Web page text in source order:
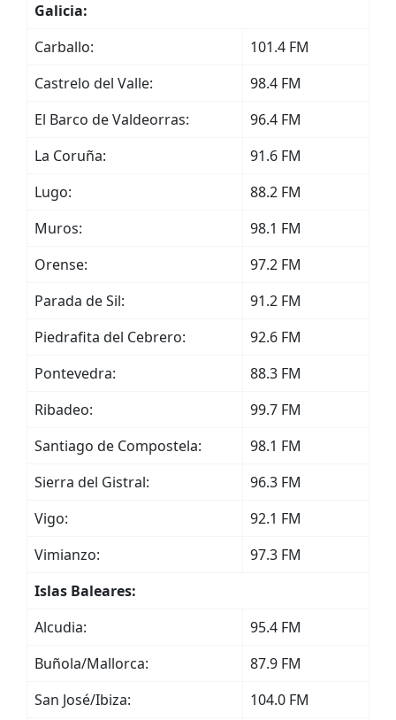
Galicia:
Carballo:
101.4 FM
Castrelo del Valle:
98.4 FM
El Barco de Valdeorras:
96.4 FM
La Coruña:
91.6 FM
Lugo:
88.2 FM
Muros:
98.1 FM
Orense:
97.2 FM
Parada de Sil:
91.2 FM
Piedrafita del Cebrero:
92.6 FM
Pontevedra:
88.3 FM
Ribadeo:
99.7 FM
Santiago de Compostela:
98.1 FM
Sierra del Gistral:
96.3 FM
Vigo:
92.1 FM
Vimianzo:
97.3 FM
Islas Baleares:
Alcudia:
95.4 FM
Buñola/Mallorca:
87.9 FM
San José/Ibiza:
104.0 FM